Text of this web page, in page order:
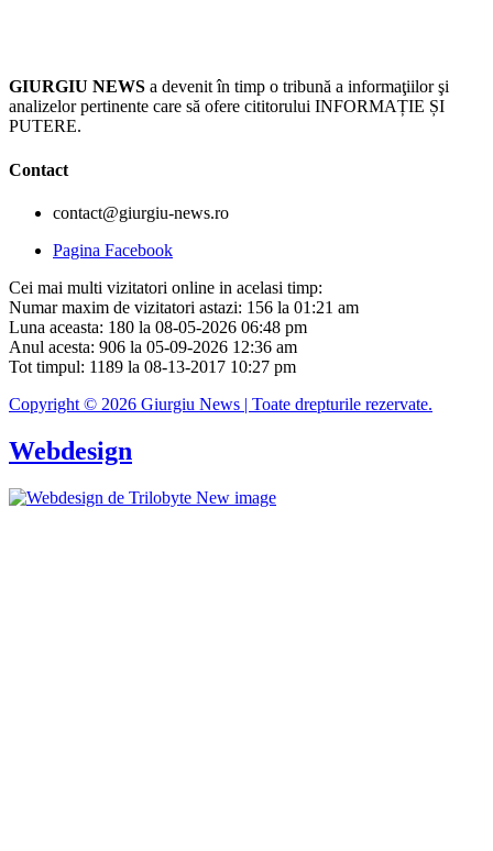
GIURGIU NEWS a devenit în timp o tribună a informaţiilor şi
analizelor pertinente care să ofere cititorului INFORMAȚIE ȘI
PUTERE.
Contact
contact@giurgiu-news.ro
Pagina Facebook
Cei mai multi vizitatori online in acelasi timp:
Numar maxim de vizitatori astazi: 156 la 01:21 am
Luna aceasta: 180 la 08-05-2026 06:48 pm
Anul acesta: 906 la 05-09-2026 12:36 am
Tot timpul: 1189 la 08-13-2017 10:27 pm
Copyright © 2026 Giurgiu News | Toate drepturile rezervate.
Webdesign